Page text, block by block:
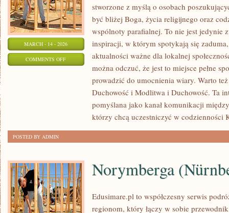
MARCH - 14 - 2026
COMMENTS OFFON
stworzone z myślą o osobach
być bliżej Boga, życia religijnego oraz
wspólnoty parafialnej. To nie jest jedynie
inspiracji, w którym spotykają się
aktualności ważne dla lokalnej
można odczuć, że jest to miejsce pełne
prowadzić do umocnienia wiary. Warto
Duchowość i Modlitwa i Duchowość. Ta
pomyślana jako kanał komunikacji
którzy chcą uczestniczyć w codzienności
POSTED BY ADMIN
Norymberga
Edusimare.pl to współczesny serwis
regionom, który łączy w sobie